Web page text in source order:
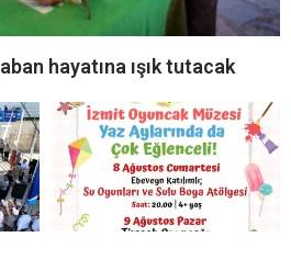
hayatına ışık tutacak